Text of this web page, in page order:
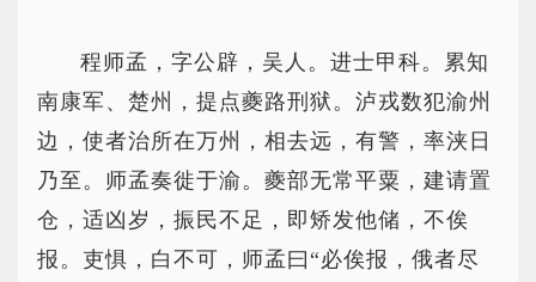
程师孟，字公辟，吴人。进士甲科。累知
南康军、楚州，提点夔路刑狱。泸戎数犯渝州
边，使者治所在万州，相去远，有警，率浃日
乃至。师孟奏徙于渝。夔部无常平粟，建请置
仓，适凶岁，振民不足，即矫发他储，不俟
报。吏惧，白不可，师孟曰“必俟报，俄者尽